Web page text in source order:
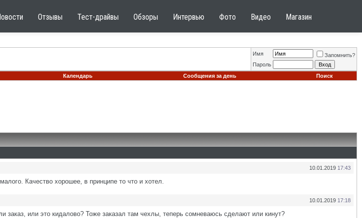
Отзывы Тест-драйвы Обзоры Интервью Фото Видео Магазин
Имя
Запомнить?
Пароль
Календарь Сообщения за день Поиск
10.01.2019 17:43
Качество хорошее, в принципе то что и хотел.
10.01.2019 17:18
или это кидалово? Тоже заказал там чехлы, теперь сомневаюсь сделают или кинут?